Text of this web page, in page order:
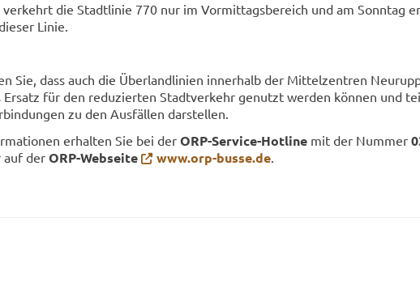
ver­kehrt die Stadt­li­nie 770 nur im Vor­mit­tags­be­reich und am Sonn­tag
Linie.
Sie, dass auch die Über­land­li­ni­en in­ner­halb der Mit­tel­zen­tren
Er­satz für den re­du­zier­ten Stadt­ver­kehr ge­nutzt wer­den kön­nen und
zu den Aus­fäl­len dar­stel­len.
er­hal­ten Sie bei der ORP-​Service-Hotlinemit der Num­mer
der ORP-​Webseite www.orp-​busse.de.